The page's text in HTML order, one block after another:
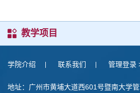
教学项目
学院介绍 联系我们 管理登录
地址：广州市黄埔大道西601号暨南大学管